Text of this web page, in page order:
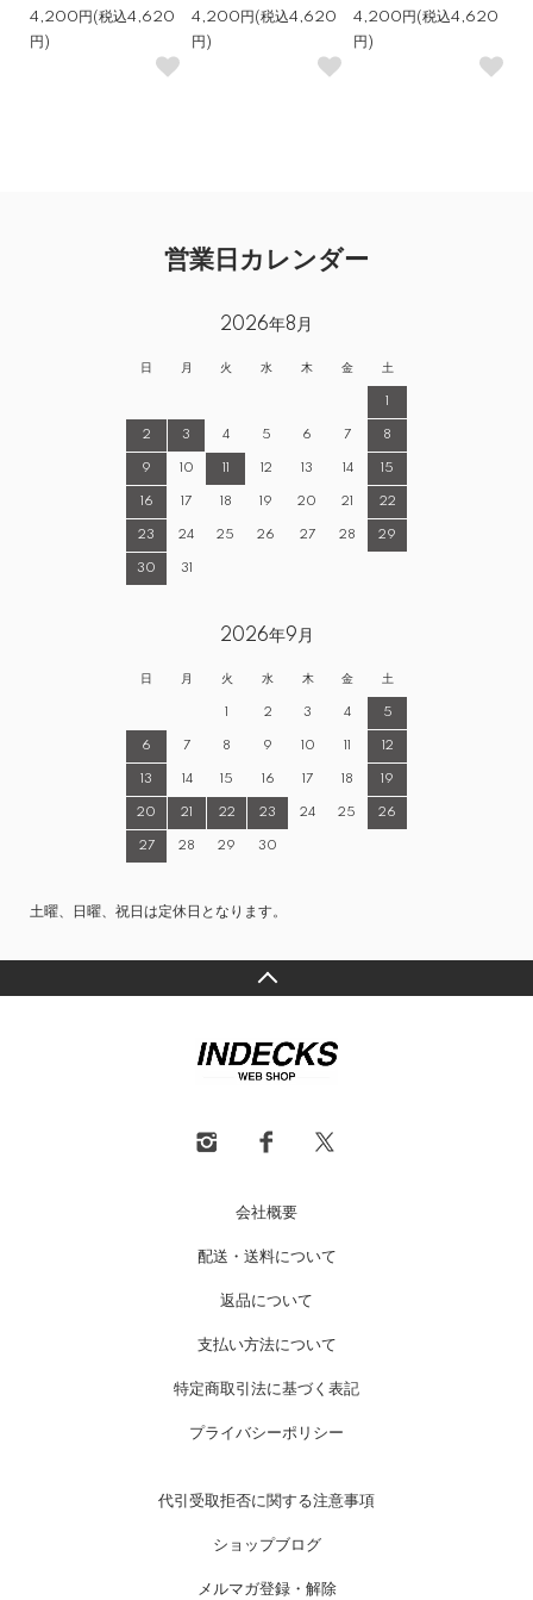
4,200円(税込4,620
円)
4,200円(税込4,620
円)
4,200円(税込4,620
円)
営業日カレンダー
2026年8月
日 月 火 水 木 金 土
2 3 4 5 6 7 8
9 10 12 13 14 15
16 17 18 19 20 21 22
23 24 25 26 27 28 29
30 31
2026年9月
日 月 火 水 木 金 土
2 3 4 5
6 7 8 9 10 12
13 14 15 16 17 18 19
20 21 22 23 24 25 26
27 28 29 30
土曜、日曜、祝日は定休日となります。
会社概要
配送・送料について
返品について
支払い方法について
特定商取引法に基づく表記
プライバシーポリシー
代引受取拒否に関する注意事項
ショップブログ
メルマガ登録・解除